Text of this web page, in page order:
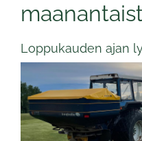
Loppukauden ajan